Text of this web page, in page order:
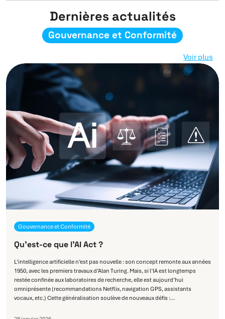
Dernières actualités
Gouvernance et Conformité
Voir plus
Gouvernance et Conformité
Qu’est-ce que l’AI Act ?
L’intelligence artificielle n’est pas nouvelle : son concept remonte aux années
1950, avec les premiers travaux d’Alan Turing. Mais, si l’IA est longtemps
restée confinée aux laboratoires de recherche, elle est aujourd’hui
omniprésente (recommandations Netflix, navigation GPS, assistants
vocaux, etc.) Cette généralisation soulève de nouveaux défis :…